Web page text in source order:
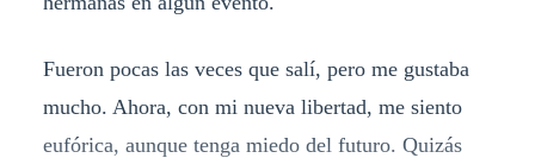
Fueron pocas las veces que salí, pero me gustaba
mucho. Ahora, con mi nueva libertad, me siento
eufórica, aunque tenga miedo del futuro. Quizás